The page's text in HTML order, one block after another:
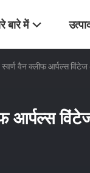
बारे में
वैन क्लीफ आर्पल्स
आर्पल्स